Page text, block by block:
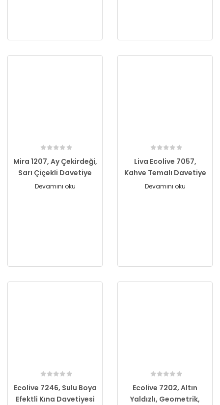
Mira 1207, Ay Çekirdeği,
Sarı Çiçekli Davetiye
Devamını oku
Liva Ecolive 7057,
Kahve Temalı Davetiye
Devamını oku
Ecolive 7246, Sulu Boya
Efektli Kına Davetiyesi
Ecolive 7202, Altın
Yaldızlı, Geometrik,